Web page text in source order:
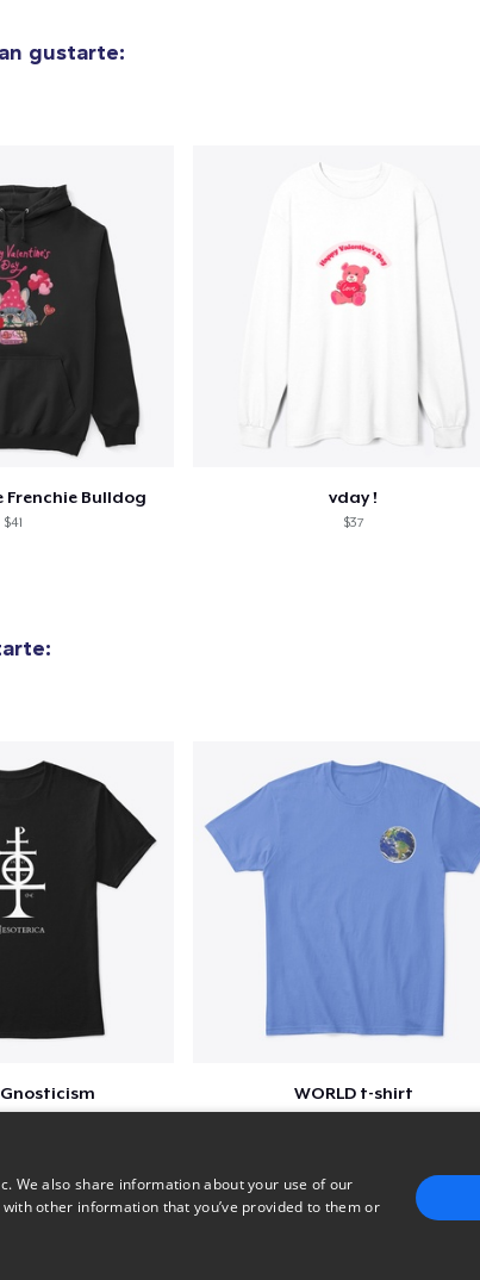
gustarte:
Frenchie Bulldog
$41
vday !
$37
WORLD t-shirt
We also share information about your use of our
other information that you’ve provided to them or